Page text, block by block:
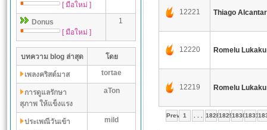
[ มือใหม่ ]
Donus
[ มือใหม่ ]
1
บทความ blog ล่าสุด โดย
เพลงคริสต์มาส tortae
การดูแลรักษา
สุภาพ ให้แข็งแรง
aTon
ประเพณีวันเข้า
mild
12221 Thiago
12220 Romelu Lukaku
12219 Romelu Lukaku
Prev 1 1828182918301831